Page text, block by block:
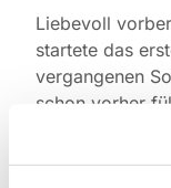
Liebevoll
startete das
vergangenen
schon vorher
gelaunten